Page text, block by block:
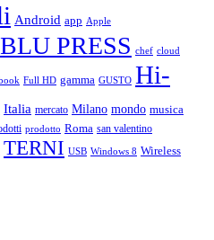
Android app Apple
BLU PRESS chef cloud
Full HD gamma GUSTO Hi-
Italia mercato Milano mondo musica
prodotto Roma san valentino
TERNI USB Windows 8 Wireless